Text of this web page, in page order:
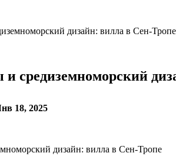
дизайн: вилла в Сен-Тропе
средиземноморский
18, 2025